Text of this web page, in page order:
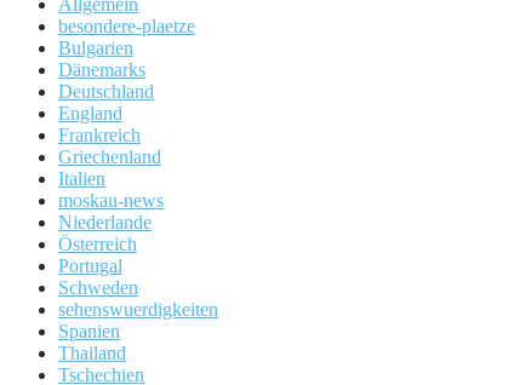
besondere-plaetze
Bulgarien
Dänemarks
Deutschland
England
Frankreich
Griechenland
Italien
moskau-news
Niederlande
Österreich
Portugal
Schweden
sehenswuerdigkeiten
Spanien
Thailand
Tschechien